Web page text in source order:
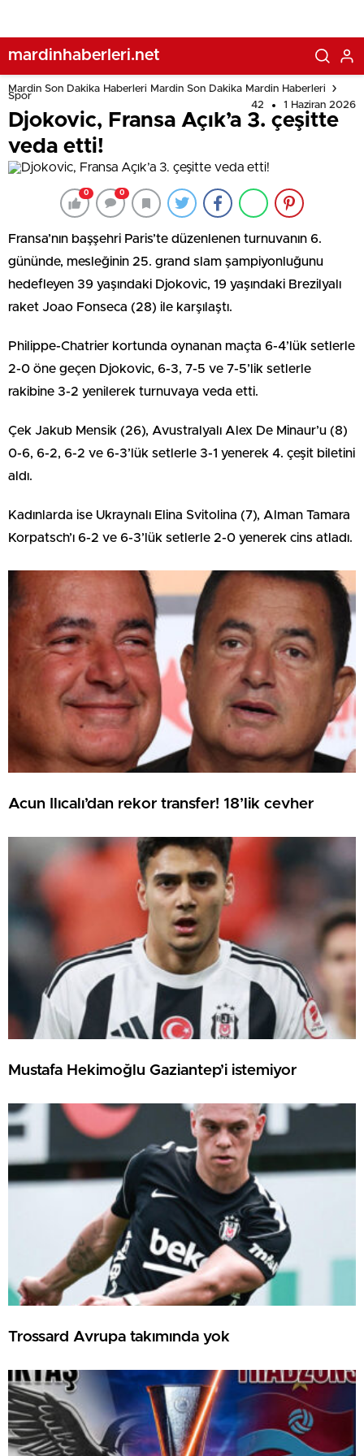
mardinhaberleri.net
Mardin Son Dakika Haberleri Mardin Son Dakika Mardin Haberleri
Spor
42
1 Haziran 2026
Djokovic, Fransa Açık’a 3. çeşitte
veda etti!
0 0
Fransa’nın başşehri Paris’te düzenlenen turnuvanın 6.
gününde, mesleğinin 25. grand slam şampiyonluğunu
hedefleyen 39 yaşındaki Djokovic, 19 yaşındaki Brezilyalı
raket Joao Fonseca (28) ile karşılaştı.
Philippe-Chatrier kortunda oynanan maçta 6-4’lük setlerle
2-0 öne geçen Djokovic, 6-3, 7-5 ve 7-5’lik setlerle
rakibine 3-2 yenilerek turnuvaya veda etti.
Çek Jakub Mensik (26), Avustralyalı Alex De Minaur’u (8)
0-6, 6-2, 6-2 ve 6-3’lük setlerle 3-1 yenerek 4. çeşit biletini
aldı.
Kadınlarda ise Ukraynalı Elina Svitolina (7), Alman Tamara
Korpatsch’ı 6-2 ve 6-3’lük setlerle 2-0 yenerek cins atladı.
Acun Ilıcalı’dan rekor transfer! 18’lik cevher
Mustafa Hekimoğlu Gaziantep’i istemiyor
Trossard Avrupa takımında yok